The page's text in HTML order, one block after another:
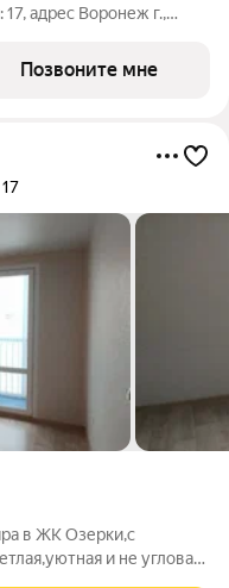
17, адрес Воронеж г.,
Позвоните мне
17
в ЖК Озерки,с
и не угловая.